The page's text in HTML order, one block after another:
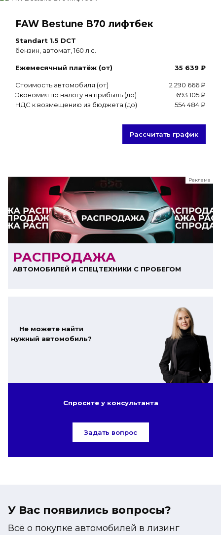
FAW Bestune B70 лифтбек
Standart 1.5 DCT
бензин, автомат, 160 л.с.
Ежемесячный платёж (от) 35 639 ₽
Стоимость автомобиля (от)
2 290 666 ₽
Экономия по налогу на прибыль (до)
693 105 ₽
НДС к возмещению из бюджета (до)
554 484 ₽
Рассчитать график
Реклама
ООО "ЛК Эволюция"
ИНН 9724016636
erid: nyi26TK8Sykg5SPCgA2w5MdVpLJdCVLW
РАСПРОДАЖА
АВТОМОБИЛЕЙ И СПЕЦТЕХНИКИ С ПРОБЕГОМ
Не можете найти
нужный автомобиль?
Спросите у консультанта
Задать вопрос
У Вас появились вопросы?
Всё о покупке автомобилей в лизинг